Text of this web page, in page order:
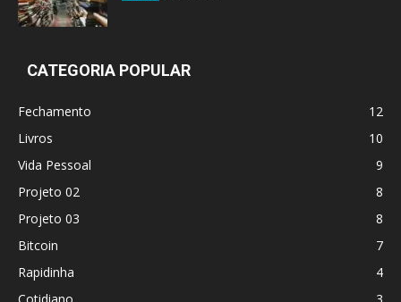
CATEGORIA POPULAR
Fechamento
12
Livros
10
Vida Pessoal
9
Projeto 02
8
Projeto 03
8
Bitcoin
7
Rapidinha
4
Cotidiano
3